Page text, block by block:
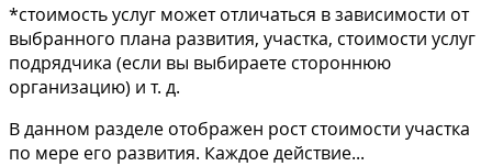
*стоимость услуг может отличаться в зависимости от
выбранного плана развития, участка, стоимости услуг
подрядчика (если вы выбираете стороннюю
организацию) и т. д.
В данном разделе отображен рост стоимости участка
по мере его развития. Каждое действие...